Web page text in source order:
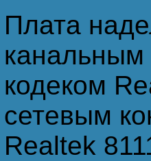
Плата
канальным
кодеком
сетевым
Realtek